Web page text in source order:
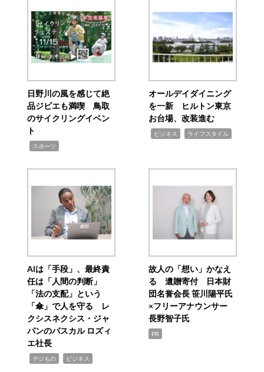
日野川の風を感じて絶
品ジビエも満喫 鳥取
のサイクリングイベン
ト
スポーツ
オールデイダイニング
を一新 ヒルトン東京
お台場、改装進む
ビジネス ライフスタイル
AIは「手段」、最終責
任は「人間の判断」
「法の支配」という
「傘」で人を守る レ
クシスネクシス・ジャ
パンのパスカル ロズィ
エ社長
デジもの ビジネス
故人の「想い」かなえ
る 遺贈寄付 日本財
団名誉会長 笹川陽平氏
×フリーアナウンサー
長野智子氏
PR